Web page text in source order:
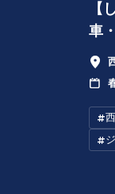
【
車
#
#